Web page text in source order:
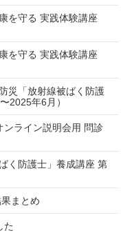
を守る 実践体験講座
を守る 実践体験講座
災「放射線被ばく防護
2025年6月）
ライン説明会用 問診
く防護士」養成講座 第
まとめ
た